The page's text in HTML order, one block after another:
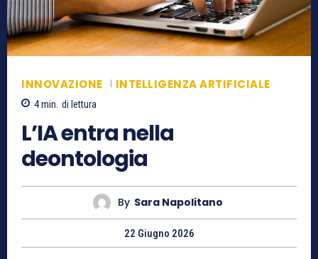
INNOVAZIONE INTELLIGENZA ARTIFICIALE
4min. di lettura
L’IA entra nella
deontologia
By Sara Napolitano
22 Giugno 2026